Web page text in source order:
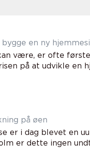
en ny
være, er ofte
på at udvikle en
på øen
er i dag blevet en
er dette ingen